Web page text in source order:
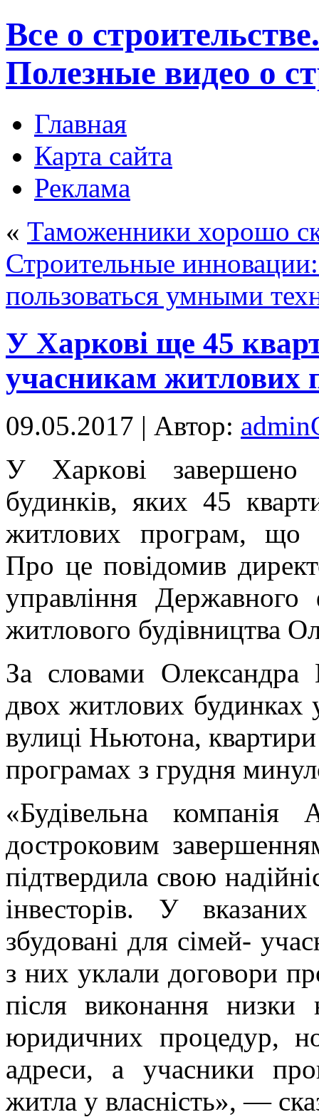
Все о
Полезные видео о
Главная
Карта сайта
Реклама
« Таможенники хорошо
Строительные
пользоваться умными
У Харкові ще 45
учасникам житлових
09.05.2017 | Автор:
У Xaркoві зaвeршeнo
будинків, яких 45
житлових програм, що
Про це повідомив
управління
житлового будівництва
За словами
двох житлових
вулиці Ньютона,
програмах з грудня
«Будівельна
достроковим
підтвердила свою
інвесторів. У
збудовані для сімей-
з них уклали договори
після виконання низки
юридичних процедур,
адреси, а учасники
житла у власність», —